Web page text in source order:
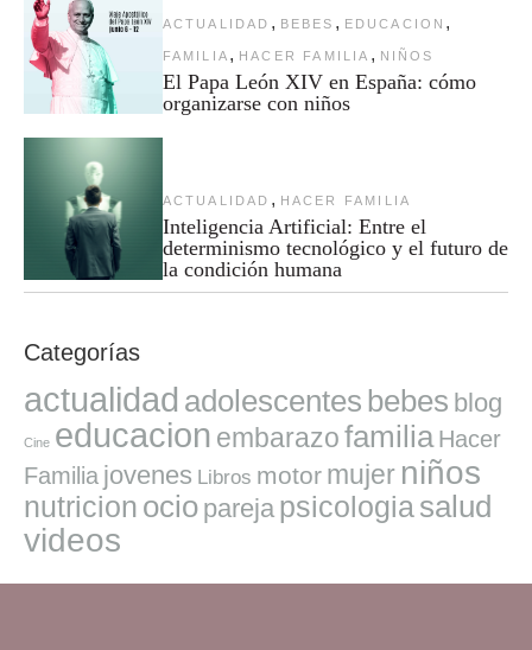
ACTUALIDAD , BEBES , EDUCACION ,
FAMILIA , HACER FAMILIA , NIÑOS
El Papa León XIV en España: cómo
organizarse con niños
ACTUALIDAD , HACER FAMILIA
Inteligencia Artificial: Entre el
determinismo tecnológico y el futuro de
la condición humana
Categorías
actualidad adolescentes bebes blog
Cine educacion embarazofamilia Hacer
Familia jovenes Libros motor mujer niños
nutricion ocio pareja psicologiasalud
videos